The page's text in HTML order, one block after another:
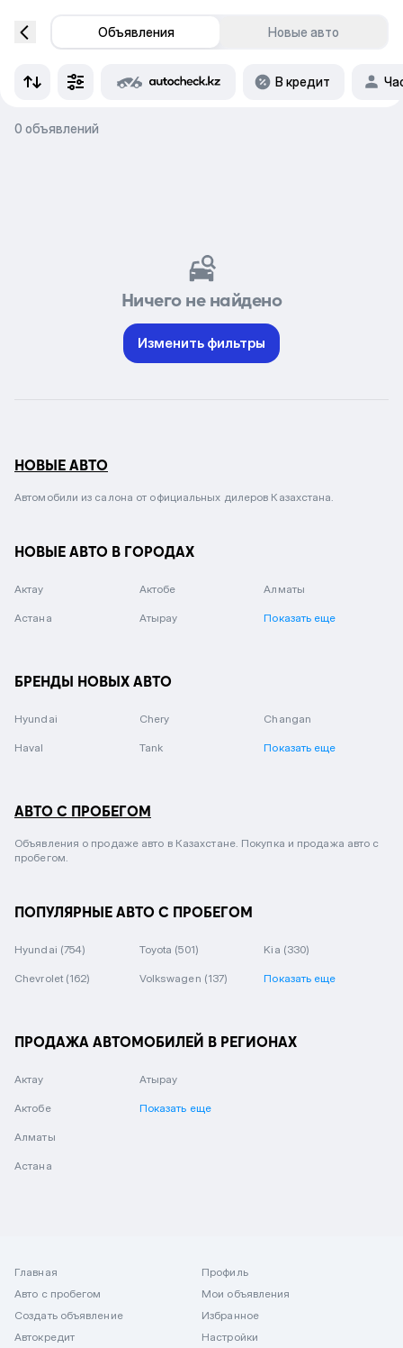
Объявления Новые авто
В кредит
0 объявлений
Ничего не найдено
Изменить фильтры
НОВЫЕ АВТО
Автомобили из салона от официальных дилеров Казахстана.
НОВЫЕ АВТО В ГОРОДАХ
Актау Актобе Алматы
Астана Атырау Показать еще
БРЕНДЫ НОВЫХ АВТО
Hyundai Chery Changan
Haval Tank Показать еще
АВТО С ПРОБЕГОМ
Объявления о продаже авто в Казахстане. Покупка и продажа авто с
пробегом.
ПОПУЛЯРНЫЕ АВТО С ПРОБЕГОМ
Hyundai (754) Toyota (501) Kia (330)
Chevrolet (162) Volkswagen (137) Показать еще
ПРОДАЖА АВТОМОБИЛЕЙ В РЕГИОНАХ
Актау
Актобе
Алматы
Астана
Атырау
Показать еще
Главная
Авто с пробегом
Создать объявление
Автокредит
Профиль
Мои объявления
Избранное
Настройки